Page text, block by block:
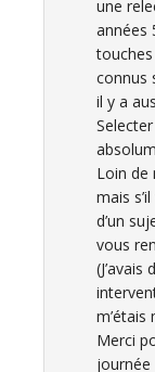
une
années
connus
il y a
Loin de
mais
d’un
vous
Merci
journée